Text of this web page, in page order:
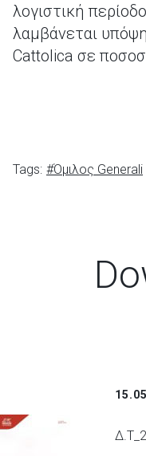
λογιστική
λαμβάνεται
Cattolica σε
Tags: #Όμιλος Generali